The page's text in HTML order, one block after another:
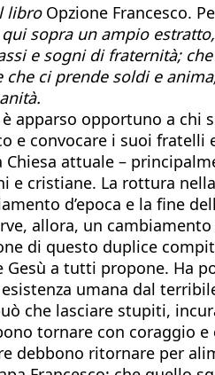
libroOpzione Francesco.
sopra un ampio
e sogni di fraternità;
ci prende soldi e
è apparso opportuno a
e convocare i suoi
attuale –
e cristiane. La rottura
d’epoca e la fine
allora, un
di questo duplice
Gesù a tutti propone.
umana dal
che lasciare stupiti,
tornare con coraggio
debbono ritornare per